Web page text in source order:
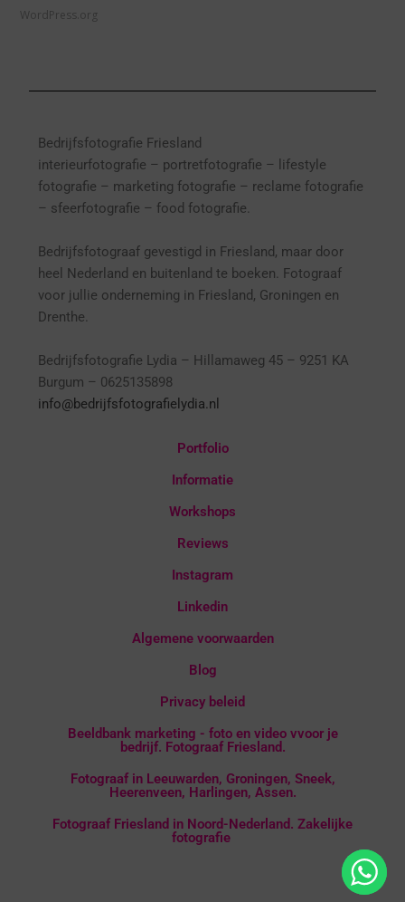
WordPress.org
Bedrijfsfotografie Friesland
interieurfotografie – portretfotografie – l ifestyle
fotografie – marketing fotografie – reclame fotografie
– sfeerfotografie – food fotografie.
Bedrijfsfotograaf gevestigd in Friesland, maar door
heel Nederland en buitenland te boeken. Fotograaf
voor jullie onderneming in Friesland, Groningen en
Drenthe.
Bedrijfsfotografie Lydia – Hillamaweg 45 – 9251 KA
Burgum – 0625135898
info@bedrijfsfotografielydia.nl
Portfolio
Informatie
Workshops
Reviews
Instagram
Linkedin
Algemene voorwaarden
Blog
Privacy beleid
Beeldbank marketing - foto en video vvoor je
bedrijf. Fotograaf Friesland.
Fotograaf in Leeuwarden, Groningen, Sneek,
Heerenveen, Harlingen, Assen.
Fotograaf Friesland in Noord-Nederland. Zakelijke
fotografie